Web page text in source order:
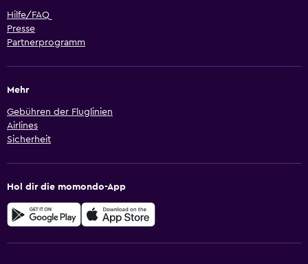
Hilfe/FAQ
Presse
Partnerprogramm
Mehr
Gebühren der Fluglinien
Airlines
Sicherheit
Hol dir die momondo-App